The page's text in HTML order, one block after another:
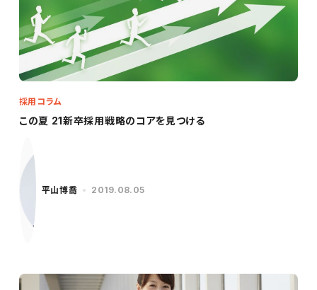
この夏 21新卒採用戦略のコアを見つける
採用コラム
平山博喬 2019.08.05